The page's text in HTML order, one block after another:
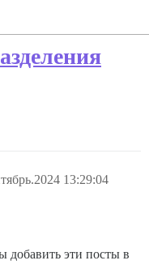
13:29:04
добавить эти посты в